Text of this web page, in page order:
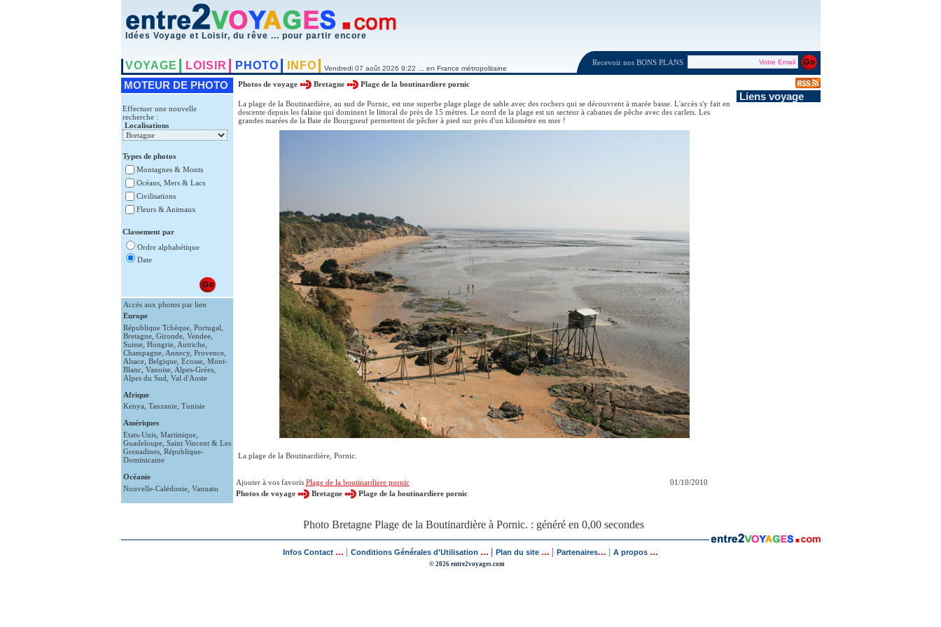
Idées Voyage et Loisir, du rêve ... pour partir encore
VOYAGE LOISIR PHOTO INFO Vendredi 07 août 2026 9:22 ... en France métropolitaine
Recevoir nos BONS PLANS
MOTEUR DE PHOTO
Effectuer une nouvelle
recherche :
Localisations
Types de photos
Montagnes & Monts
Océans, Mers & Lacs
Civilisations
Fleurs & Animaux
Classement par
Ordre alphabétique
Date
Accès aux photos par lien
Europe
République Tchèque, Portugal
Bretagne, Gironde, Vendee,
Suisse, Hongrie, Autriche,
Champagne, Annecy, Provence,
Alsace, Belgique, Ecosse, Mont-
Blanc, Vanoise, Alpes-Grées,
Alpes du Sud Val d'Aoste
Afrique
Kenya Tanzanie, Tunisie
Amériques
Etats-Unis, Martinique,
Guadeloupe, Saint Vincent & Les
Grenadines, République-
Dominicaine
Océanie
Nouvelle-Calédonie, Vanuatu
Photos de voyage Bretagne Plage de la boutinardiere pornic
La plage de la Boutinardière, au sud de Pornic, est une superbe plage plage de sable avec des rochers qui se découvrent à marée basse. L'accès s'y fait en
descente depuis les falaise qui dominent le littoral de près de 15 mètres. Le nord de la plage est un secteur à cabanes de pêche avec des carlets. Les
grandes marées de la Baie de Bourgneuf permettent de pêcher à pied sur près d'un kilomètre en mer !
La plage de la Boutinardière, Pornic.
Ajouter à vos favoris Plage de la boutinardiere pornic
01/10/2010
Photos de voyage
Bretagne Plage de la boutinardiere pornic
Photo Bretagne Plage de la Boutinardière à Pornic. : généré en 0,00 secondes
Liens voyage
Infos Contact ... Conditions Générales d'Utilisation ... Plan du site ... Partenaires... A propos ...
© 2026 entre2voyages.com